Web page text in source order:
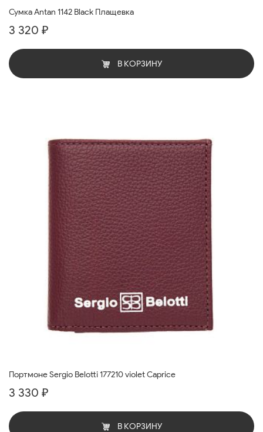
Сумка Antan 1142 Black Плащевка
3 320 ₽
В КОРЗИНУ
Портмоне Sergio Belotti 177210 violet Caprice
3 330 ₽
В КОРЗИНУ